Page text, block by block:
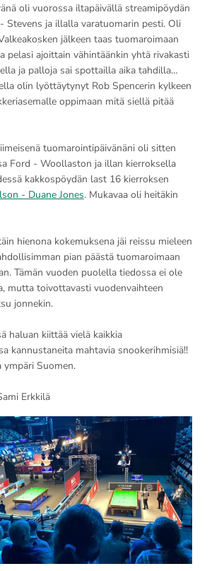
oli vuorossa iltapäivällä streamipöydän
ja illalla varatuomarin pesti. Oli
jälkeen taas tuomaroimaan
pelasi ajoittain vähintäänkin yhtä rivakasti
ja palloja sai spottailla aika tahdilla…
olin lyöttäytynyt Rob Spencerin kylkeen
oppimaan mitä siellä pitää
tuomarointipäivänäni oli sitten
Ford - Woollaston ja illan kierroksella
kakkospöydän last 16 kierroksen
- Duane Jones. Mukavaa oli heitäkin
hienona kokemuksena jäi reissu mieleen
pian päästä tuomaroimaan
Tämän vuoden puolella tiedossa ei ole
mutta toivottavasti vuodenvaihteen
jonnekin.
haluan kiittää vielä kaikkia
kannustaneita mahtavia snookerihmisiä!!
ympäri Suomen.
Erkkilä